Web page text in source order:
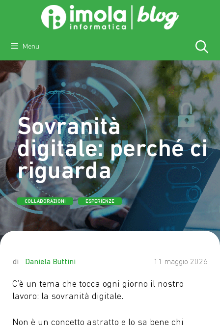
Menu
Sovranità
digitale: perché ci
riguarda
COLLABORAZIONI ESPERIENZE
by Daniela Buttini 11 maggio 2026
C’è un tema che tocca ogni giorno il nostro
lavoro: la sovranità digitale.
Non è un concetto astratto e lo sa bene chi